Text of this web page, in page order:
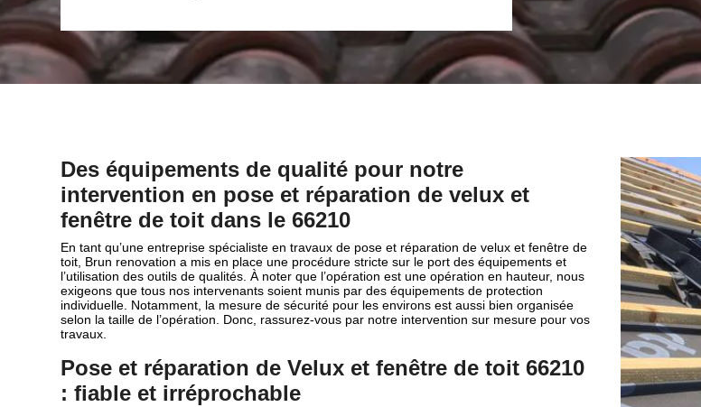
Des équipements de qualité pour notre
intervention en pose et réparation de velux et
fenêtre de toit dans le 66210
En tant qu’une entreprise spécialiste en travaux de pose et réparation de velux et fenêtre de
toit, Brun renovation a mis en place une procédure stricte sur le port des équipements et
l’utilisation des outils de qualités. À noter que l’opération est une opération en hauteur, nous
exigeons que tous nos intervenants soient munis par des équipements de protection
individuelle. Notamment, la mesure de sécurité pour les environs est aussi bien organisée
selon la taille de l’opération. Donc, rassurez-vous par notre intervention sur mesure pour vos
travaux.
Pose et réparation de Velux et fenêtre de toit 66210
: fiable et irréprochable